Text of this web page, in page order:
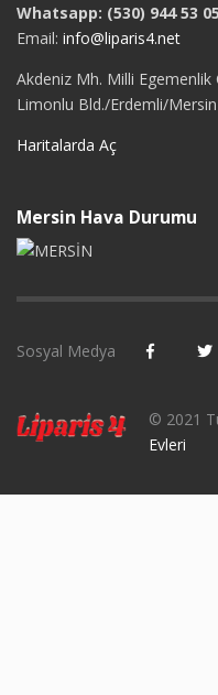
Whatsapp: (530) 944 53 05
Email: info@liparis4.net
Akdeniz Mh. Milli Egemenlik
Limonlu Bld./Erdemli/Mersin
Haritalarda Aç
Mersin Hava Durumu
Sosyal Medya
© 2021
Evleri